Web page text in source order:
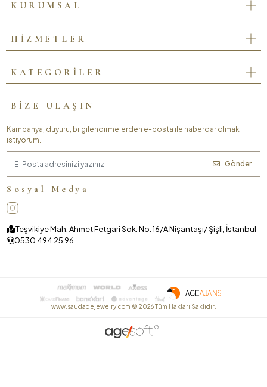
KURUMSAL
HİZMETLER
KATEGORİLER
BİZE ULAŞIN
Kampanya, duyuru, bilgilendirmelerden e-posta ile haberdar olmak
istiyorum.
Gönder
Sosyal Medya
Teşvikiye Mah. Ahmet Fetgari Sok. No: 16/A Nişantaşı/ Şişli, İstanbul
0530 494 25 96
www.saudadejewelry.com © 2026Tüm Hakları Saklıdır.